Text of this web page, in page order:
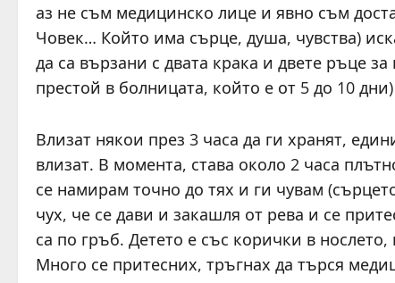
аз не съм медицинско лице и явно съм
Човек… Който има сърце, душа, чувства)
да са вързани с двата крака и двете ръце
престой в болницата, който е от 5 до 10
Влизат някои през 3 часа да ги хранят,
влизат. В момента, става около 2 часа
се намирам точно до тях и ги чувам
чух, че се дави и закашля от рева и се
са по гръб. Детето е със корички в
Много се притесних, тръгнах да търся